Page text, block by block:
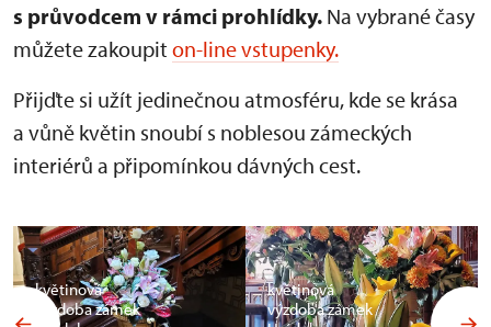
s průvodcem v rámci prohlídky. Na vybrané časy
můžete zakoupit on-line vstupenky.
Přijďte si užít jedinečnou atmosféru, kde se krása
a vůně květin snoubí s noblesou zámeckých
interiérů a připomínkou dávných cest.
květinová
výzdoba zámek
květinová
výzdoba zámek